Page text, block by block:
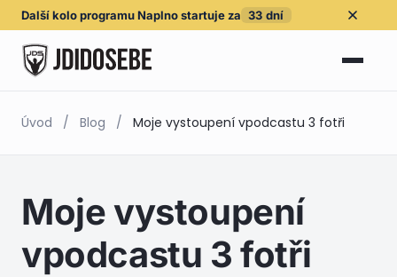
Další koloprogramu Naplnostartuje za 33 dní
Úvod / Blog / Moje vystoupení vpodcastu 3 fotři
Moje vystoupení
vpodcastu 3 fotři